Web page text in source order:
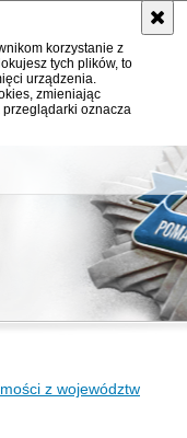
korzystanie z
tych plików, to
urządzenia.
zmieniając
oznacza
z województw